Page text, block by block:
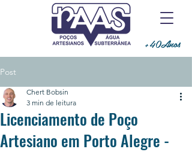
+40Anos
Post
Licenciamento de Poço
Artesiano em Porto Alegre -
Chert Bobsin
3 min de leitura